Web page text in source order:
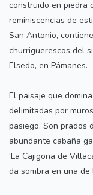
construido en piedra
reminiscencias de
San Antonio,
churriguerescos del
Elsedo, en Pámanes.
El paisaje que
delimitadas por
pasiego. Son prados
abundante cabaña
‘La Cajigona de
da sombra en una